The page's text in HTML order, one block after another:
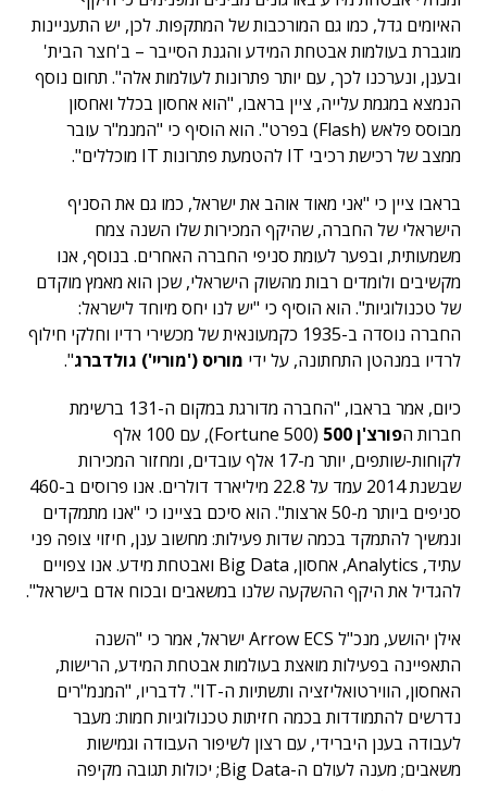
האיומים גדל, כמו גם המורכבות של המתקפות. לכן, יש התעניינות
מוגברת בעולמות אבטחת המידע והגנת הסייבר – ב'חצר הבית'
ובענן, ונערכנו לכך, עם יותר פתרונות לעולמות אלה". תחום נוסף
הנמצא במגמת עלייה, ציין בראבו, "הוא אחסון בכלל ואחסון
מבוסס פלאש (Flash) בפרט". הוא הוסיף כי "המנמ"ר עובר
ממצב של רכישת רכיבי IT להטמעת פתרונות IT מוכללים".
בראבו ציין כי "אני מאוד אוהב את ישראל, כמו גם את הסניף
הישראלי של החברה, שהיקף המכירות שלו השנה צמח
משמעותית, ובפער לעומת סניפי החברה האחרים. בנוסף, אנו
מקשיבים ולומדים רבות מהשוק הישראלי, שכן הוא מאמץ מוקדם
של טכנולוגיות". הוא הוסיף כי "יש לנו יחס מיוחד לישראל:
החברה נוסדה ב-1935 כקמעונאית של מכשירי רדיו וחלקי חילוף
לרדיו במנהטן התחתונה, על ידי מוריס ('מוריי') גולדברג".
כיום, אמר בראבו, "החברה מדורגת במקום ה-131 ברשימת
חברות הפורצ'ן 500
(Fortune 500), עם 100 אלף
לקוחות-שותפים, יותר מ-17 אלף עובדים, ומחזור המכירות
שבשנת 2014 עמד על 22.8 מיליארד דולרים. אנו פרוסים ב-460
סניפים ביותר מ-50 ארצות". הוא סיכם בציינו כי "אנו מתמקדים
ונמשיך להתמקד בכמה שדות פעילות: מחשוב ענן, חיזוי צופה פני
עתיד, Analytics, אחסון, Big Data ואבטחת מידע. אנו צפויים
להגדיל את היקף ההשקעה שלנו במשאבים ובכוח אדם בישראל".
אילן יהושע, מנכ"ל Arrow ECS ישראל, אמר כי "השנה
התאפיינה בפעילות מואצת בעולמות אבטחת המידע, הרישות,
האחסון, הווירטואליזציה ותשתיות ה-IT". לדבריו, "המנמ"רים
נדרשים להתמודדות בכמה חזיתות טכנולוגיות חמות: מעבר
לעבודה בענן היברידי, עם רצון לשיפור העבודה וגמישות
משאבים; מענה לעולם ה-Big Data; יכולות תגובה מקיפה